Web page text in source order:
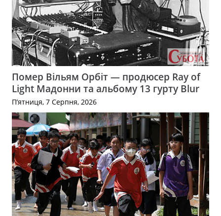
Помер Вільям Орбіт — продюсер Ray of
Light Мадонни та альбому 13 гурту Blur
П’ятниця, 7 Серпня, 2026